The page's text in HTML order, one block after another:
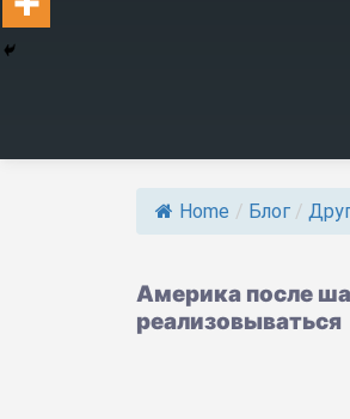
Home / Блог /
Америка после
реализовываться